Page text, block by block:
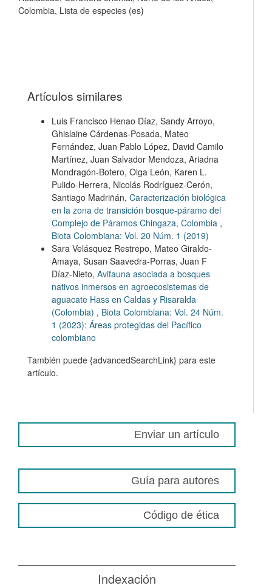
Colombia, Lista de especies (es)
Artículos similares
Luis Francisco Henao Díaz, Sandy Arroyo,
Ghislaine Cárdenas-Posada, Mateo
Fernández, Juan Pablo López, David Camilo
Martínez, Juan Salvador Mendoza, Ariadna
Mondragón-Botero, Olga León, Karen L.
Pulido-Herrera, Nicolás Rodríguez-Cerón,
Santiago Madriñán, Caracterización biológica
en la zona de transición bosque-páramo del
Complejo de Páramos Chingaza, Colombia ,
Biota Colombiana: Vol. 20 Núm. 1 (2019)
Sara Velásquez Restrepo, Mateo Giraldo-
Amaya, Susan Saavedra-Porras, Juan F
Díaz-Nieto, Avifauna asociada a bosques
nativos inmersos en agroecosistemas de
aguacate Hass en Caldas y Risaralda
(Colombia) , Biota Colombiana: Vol. 24 Núm.
1 (2023): Áreas protegidas del Pacífico
colombiano
También puede {advancedSearchLink} para este
artículo.
Enviar un artículo
Guía para autores
Código de ética
Indexación